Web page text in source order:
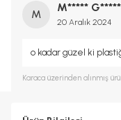
M
M*****
20 Aralık 2024
o kadar güzel ki
Karaca üzerinden alınmış